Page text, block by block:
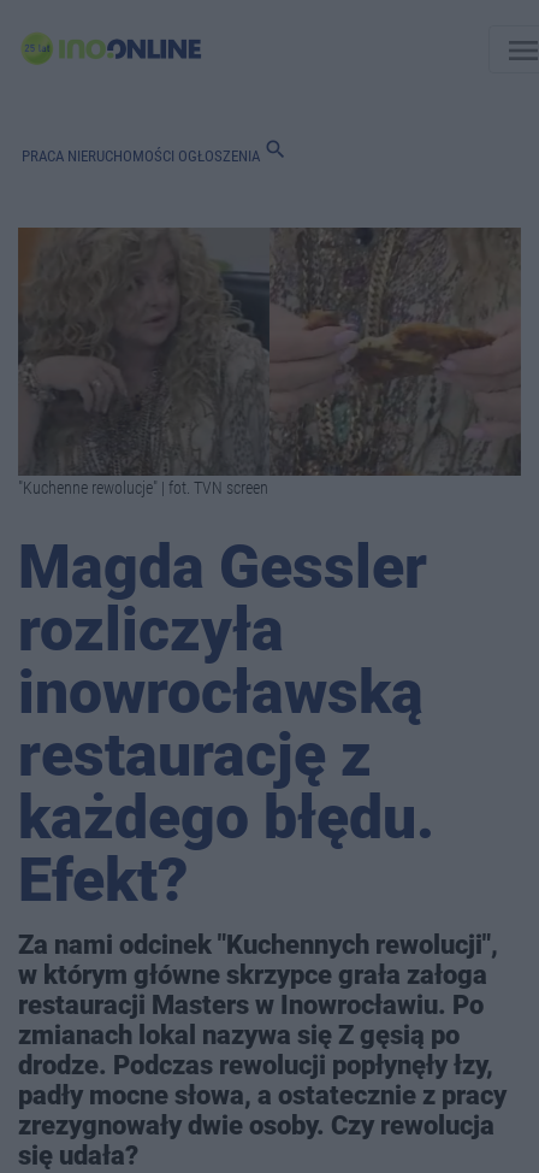
PRACA NIERUCHOMOŚCI OGŁOSZENIA search
"Kuchenne rewolucje" | fot. TVN screen
Magda Gessler
rozliczyła
inowrocławską
restaurację z
każdego błędu.
Efekt?
Za nami odcinek "Kuchennych rewolucji",
w którym główne skrzypce grała załoga
restauracji Masters w Inowrocławiu. Po
zmianach lokal nazywa się Z gęsią po
drodze. Podczas rewolucji popłynęły łzy,
padły mocne słowa, a ostatecznie z pracy
zrezygnowały dwie osoby. Czy rewolucja
się udała?